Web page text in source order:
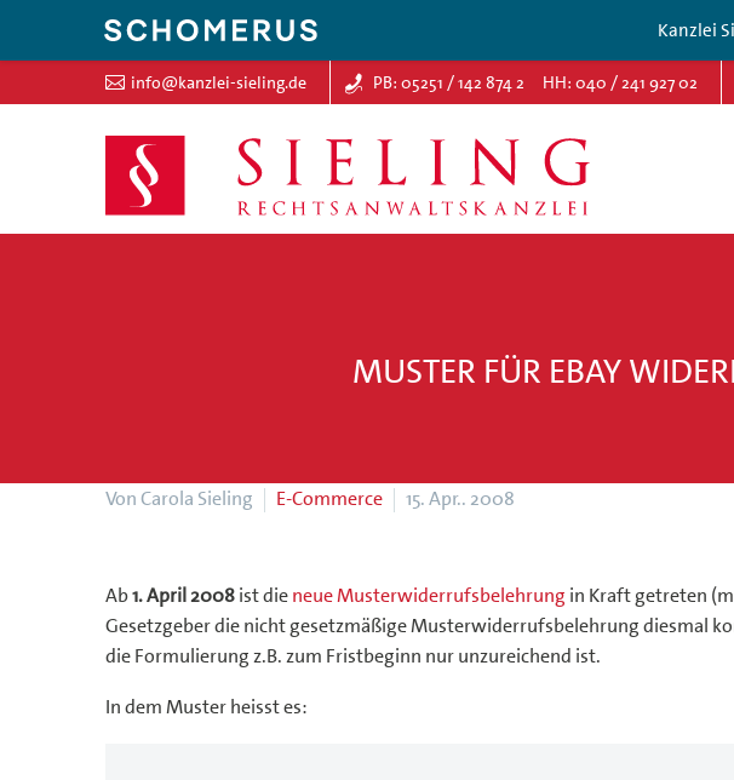
Kanzlei
info@kanzlei-sieling.de PB: 05251 / 142 874 2 HH: 040 / 241 927 02
MUSTER FÜR EBAY
Von Carola Sieling E-Commerce 15. Apr.. 2008
Ab1. April 2008ist dieneue Musterwiderrufsbelehrung in Kraft getreten
Gesetzgeber die nicht gesetzmäßige Musterwiderrufsbelehrung diesmal
die Formulierung z.B. zum Fristbeginn nur unzureichend ist.
In dem Muster heisst es: